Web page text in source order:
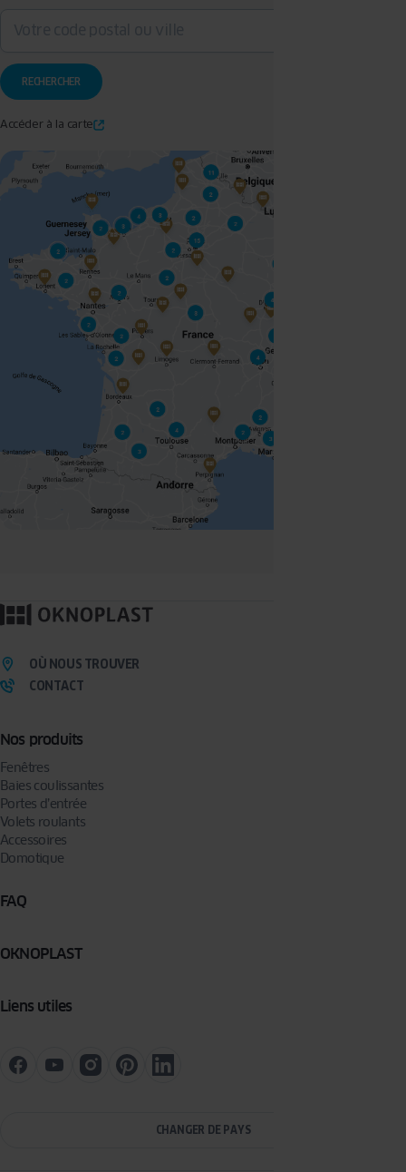
Accéder à la carte
Nos produits
Fenêtres
Baies coulissantes
Portes d’entrée
Volets roulants
Accessoires
Domotique
FAQ
OKNOPLAST
Liens utiles
OÙ NOUS TROUVER
CONTACT
CHANGER DE PAYS